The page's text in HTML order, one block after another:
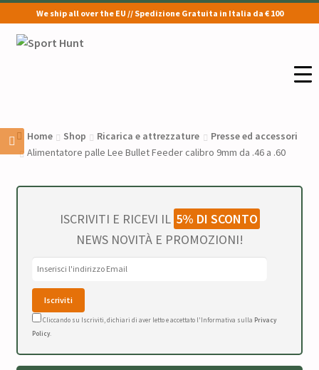
We ship all over the EU // Spedizione Gratuita in Italia da € 100
Vai
Vai
Home Shop Ricarica e attrezzature
Presse ed accessori
Alimentatore palle Lee Bullet Feeder calibro 9mm da .46 a .60
ISCRIVITI E RICEVI IL 5% DI SCONTO
NEWS NOVITÀ E PROMOZIONI!
Cliccando su Iscriviti, dichiari di aver letto e accettato l'Informativa sulla Privacy
Policy.